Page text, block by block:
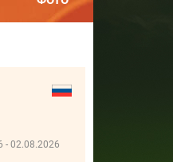
- 02.08.2026